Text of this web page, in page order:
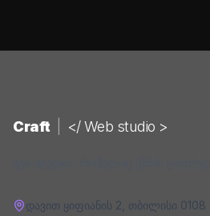
Craft </ Web studio >
დავით ყიფიანის 2 თბილისი 0108